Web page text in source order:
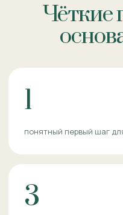
1
понятный первый шаг
3